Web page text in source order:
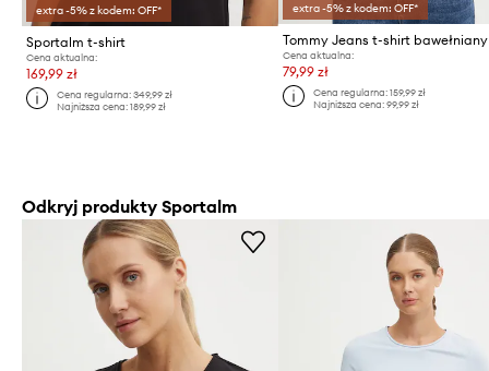
extra -5% z kodem: OFF*
Sportalm t-shirt
Cena aktualna:
169,99 zł
Cena regularna:349,99 zł
Najniższa cena:189,99 zł
extra -5% z kodem: OFF*
Tommy Jeans t-shirt bawełniany
Cena aktualna:
79,99 zł
Cena regularna: 159,99 zł
Najniższa cena: 99,99 zł
Odkryj produkty Sportalm